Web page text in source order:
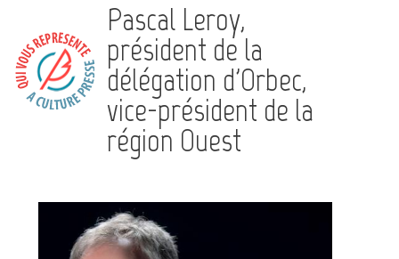
Pascal Leroy,
président de la
délégation d'Orbec,
vice-président de la
région Ouest